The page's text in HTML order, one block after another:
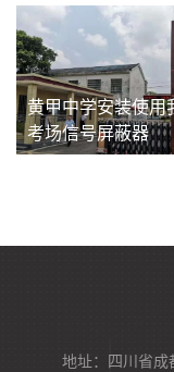
黄甲中学安装使用
考场信号屏蔽器
地址：四川省成